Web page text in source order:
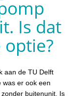
Is dat
aan de TU Delft
was er ook een
buitenunit. Is